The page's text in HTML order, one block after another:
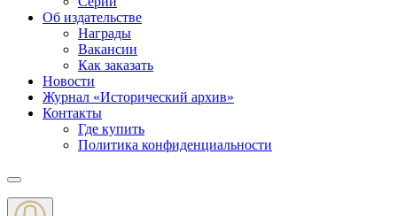
Об издательстве
Награды
Вакансии
Как заказать
Новости
Журнал «Исторический архив»‎
Контакты
Где купить
Политика конфиденциальности
Меню